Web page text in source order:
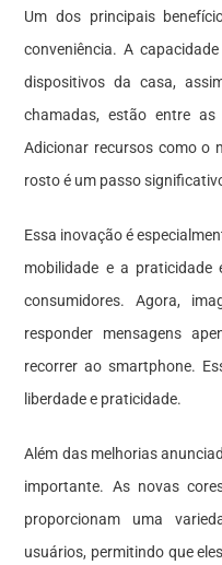
Um dos principais
conveniência. A
dispositivos da casa,
chamadas, estão entre as
Adicionar recursos como o
rosto é um passo
Essa inovação é
mobilidade e a
consumidores. Agora,
responder mensagens
recorrer ao smartphone.
liberdade e praticidade.
Além das melhorias
importante. As novas
proporcionam uma
usuários, permitindo que